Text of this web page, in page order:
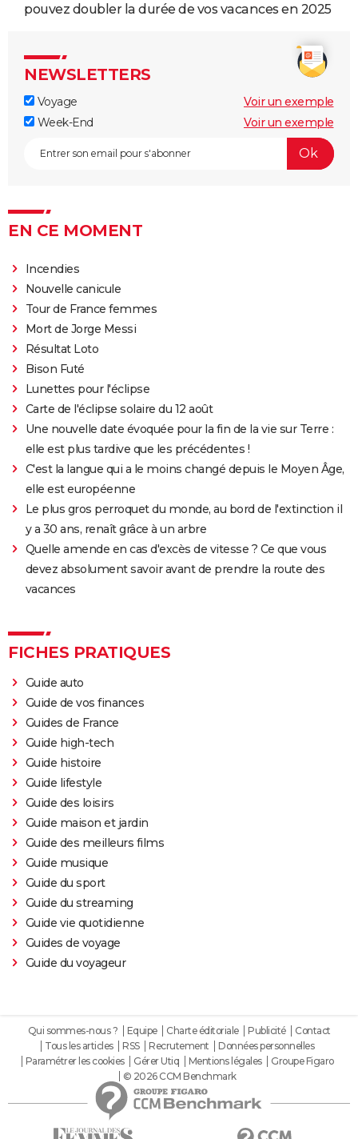
pouvez doubler la durée de vos vacances en 2025
NEWSLETTERS
Voyage
Voir un exemple
Week-End
Voir un exemple
EN CE MOMENT
Incendies
Nouvelle canicule
Tour de France femmes
Mort de Jorge Messi
Résultat Loto
Bison Futé
Lunettes pour l'éclipse
Carte de l'éclipse solaire du 12 août
Une nouvelle date évoquée pour la fin de la vie sur Terre :
elle est plus tardive que les précédentes !
C'est la langue qui a le moins changé depuis le Moyen Âge,
elle est européenne
Le plus gros perroquet du monde, au bord de l'extinction il
y a 30 ans, renaît grâce à un arbre
Quelle amende en cas d'excès de vitesse ? Ce que vous
devez absolument savoir avant de prendre la route des
vacances
FICHES PRATIQUES
Guide auto
Guide de vos finances
Guides de France
Guide high-tech
Guide histoire
Guide lifestyle
Guide des loisirs
Guide maison et jardin
Guide des meilleurs films
Guide musique
Guide du sport
Guide du streaming
Guide vie quotidienne
Guides de voyage
Guide du voyageur
Qui sommes-nous ? Equipe Charte éditoriale Publicité
Contact
Tous les articles
RSS Recrutement
Données personnelles
Paramétrer les cookies
Gérer Utiq Mentions légales
Groupe Figaro
© 2026 CCM Benchmark